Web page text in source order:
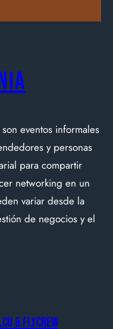
eventos informales
y personas
para compartir
networking en un
variar desde la
de negocios y el
& Flycrew